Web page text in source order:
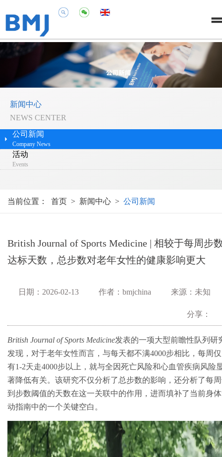
新闻中心
NEWS CENTER
公司新闻
Company News
活动
Events
当前位置： 首页 > 新闻中心 > 公司新闻
British Journal of Sports Medicine | 相较于每周步
达标天数，总步数对老年女性的健康影响更大
来源：未知
作者：bmjchina
日期：2026-02-13
分享：
British Journal of Sports Medicine发表的一项大型前瞻性队列研
发现，对于老年女性而言，与每天都不满4000步相比，每周
有1-2天走4000步以上，就与全因死亡风险和心血管疾病风险
著降低有关。该研究不仅分析了总步数的影响，还分析了每
到步数阈值的天数在这一关联中的作用，进而填补了当前身
动指南中的一个关键空白。